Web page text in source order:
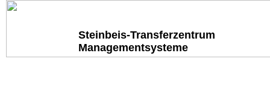
Steinbeis-Transferzentrum
Managementsysteme